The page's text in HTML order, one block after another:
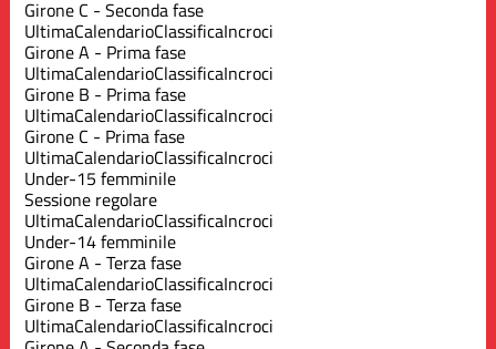
Girone C - Seconda fase
UltimaCalendarioClassificaIncroci
Girone A - Prima fase
UltimaCalendarioClassificaIncroci
Girone B - Prima fase
UltimaCalendarioClassificaIncroci
Girone C - Prima fase
UltimaCalendarioClassificaIncroci
Under-15 femminile
Sessione regolare
UltimaCalendarioClassificaIncroci
Under-14 femminile
Girone A - Terza fase
UltimaCalendarioClassificaIncroci
Girone B - Terza fase
UltimaCalendarioClassificaIncroci